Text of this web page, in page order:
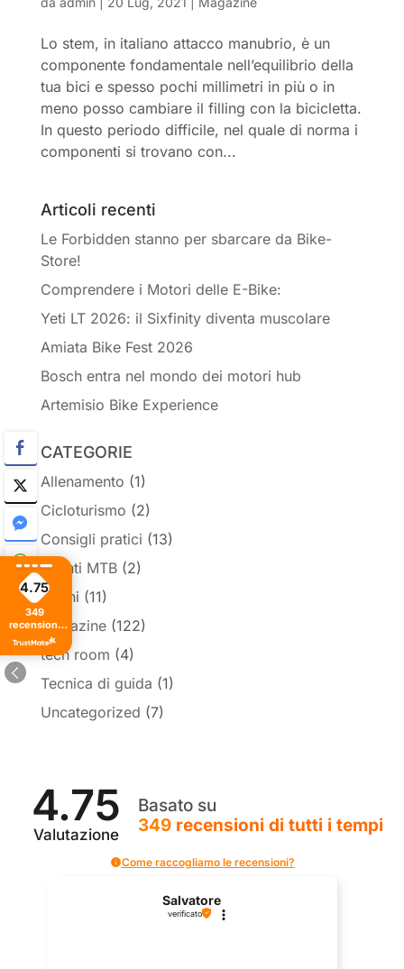
Lo stem, in italiano attacco manubrio, è un
componente fondamentale nell’equilibrio della
tua bici e spesso pochi millimetri in più o in
meno posso cambiare il filling con la bicicletta.
In questo periodo difficile, nel quale di norma i
componenti si trovano con...
Articoli recenti
Le Forbidden stanno per sbarcare da Bike-
Store!
Comprendere i Motori delle E-Bike:
Yeti LT 2026: il Sixfinity diventa muscolare
Amiata Bike Fest 2026
Bosch entra nel mondo dei motori hub
Artemisio Bike Experience
CATEGORIE
Allenamento (1)
Cicloturismo (2)
Consigli pratici (13)
Eventi MTB(2)
Listini (11)
Magazine(122)
tech room (4)
Tecnica di guida (1)
Uncategorized (7)
4.75
Valutazione
Basato su
349recensioni di tutti i tempi
Come raccogliamo le recensioni?
Salvatore
verificato
4.75
349
recensioni
di tutti i